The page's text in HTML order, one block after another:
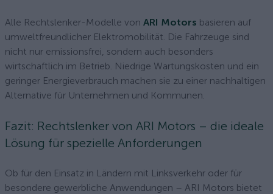
Alle Rechtslenker-Modelle von ARI Motors basieren auf
umweltfreundlicher Elektromobilität. Die Fahrzeuge sind
nicht nur emissionsfrei, sondern auch besonders
wirtschaftlich im Betrieb. Niedrige Wartungskosten und ein
geringer Energieverbrauch machen sie zu einer nachhaltigen
Alternative für Unternehmen und Kommunen.
Fazit: Rechtslenker von ARI Motors – die ideale
Lösung für spezielle Anforderungen
Ob für den Einsatz in Ländern mit Linksverkehr oder für
besondere gewerbliche Anwendungen – ARI Motors bietet